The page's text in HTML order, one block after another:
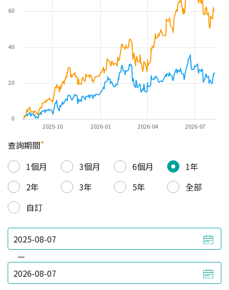
2025-10 2026-01 2026-04 2026-07
0
20
40
60
查詢期間*
1個月
3個月 6個月
1年
2年
3年 5年
全部
自訂
—